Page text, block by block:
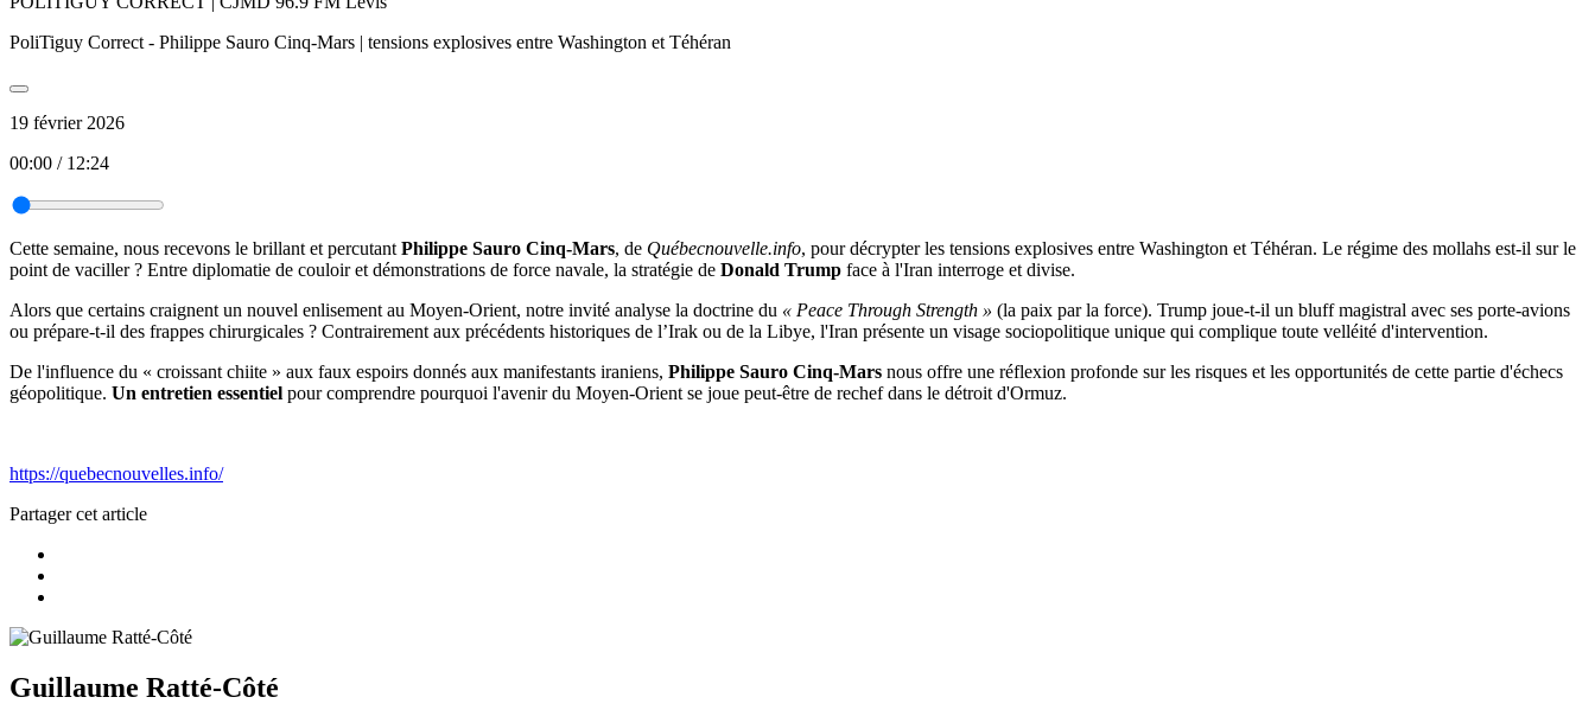
PoliTiguy Correct - Philippe Sauro Cinq-Mars | tensions explosives entre Washington et Téhéran
19 février 2026
00:00 / 12:24
Cette semaine, nous recevons le brillant et percutant Philippe Sauro Cinq-Mars, de Québecnouvelle.info, pour décrypter les tensions explosives entre Washington et Téhéran. Le régime des mollahs est-il sur le
point de vaciller ? Entre diplomatie de couloir et démonstrations de force navale, la stratégie de Donald Trump face à l'Iran interroge et divise.
Alors que certains craignent un nouvel enlisement au Moyen-Orient, notre invité analyse la doctrine du « Peace Through Strength » (la paix par la force). Trump joue-t-il un bluff magistral avec ses porte-avions
ou prépare-t-il des frappes chirurgicales ? Contrairement aux précédents historiques de l’Irak ou de la Libye, l'Iran présente un visage sociopolitique unique qui complique toute velléité d'intervention.
De l'influence du « croissant chiite » aux faux espoirs donnés aux manifestants iraniens, Philippe Sauro Cinq-Mars nous offre une réflexion profonde sur les risques et les opportunités de cette partie d'échecs
géopolitique. Un entretien essentiel pour comprendre pourquoi l'avenir du Moyen-Orient se joue peut-être de rechef dans le détroit d'Ormuz.
https://quebecnouvelles.info/
Partager cet article
Guillaume Ratté-Côté